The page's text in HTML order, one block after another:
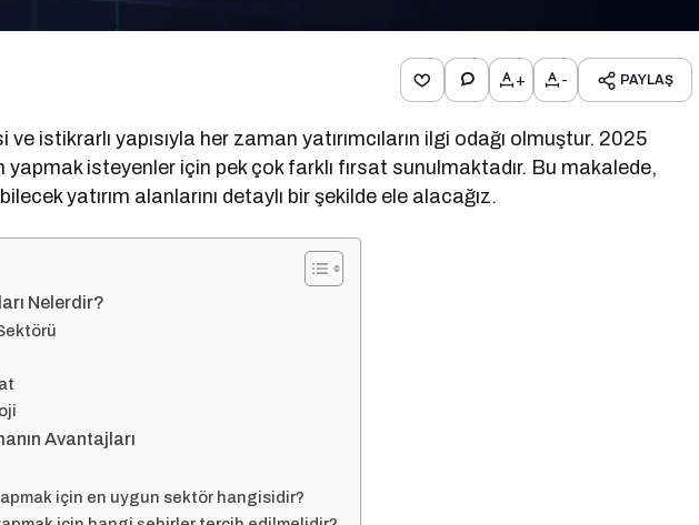
+ - PAYLAŞ
istikrarlı yapısıyla her zaman yatırımcıların ilgi odağı olmuştur. 2025
yapmak isteyenler için pek çok farklı fırsat sunulmaktadır. Bu makalede,
yatırım alanlarını detaylı bir şekilde ele alacağız.
Nelerdir?
Avantajları
için en uygun sektör hangisidir?